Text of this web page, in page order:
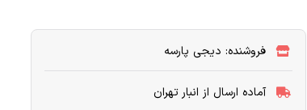
فروشنده: دیجی پارسه
آماده ارسال از انبار تهران